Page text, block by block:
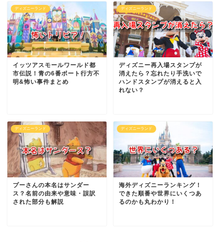
ディズニーランド
イッツアスモールワールド都
市伝説！青の6番ボート行方不
明&怖い事件まとめ
ディズニーランド
ディズニー再入場スタンプが
消えたら？忘れたり手洗いで
ハンドスタンプが消えると入
れない？
ディズニーランド
プーさんの本名はサンダー
ス？名前の由来や意味・誤訳
された部分も解説
ディズニーランド
海外ディズニーランキング！
できた順番や世界にいくつあ
るのかも丸わかり！